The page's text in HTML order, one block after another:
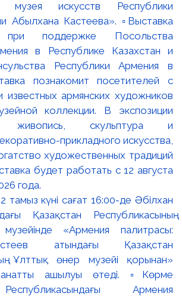
тамыз күні сағат 16:00-де Әбілхан
Қазақстан Республикасының
«Армения палитрасы:
атындағы Қазақстан
Ұлттық өнер музейі қорынан»
ашылуы өтеді. ▫️Көрме
Армения